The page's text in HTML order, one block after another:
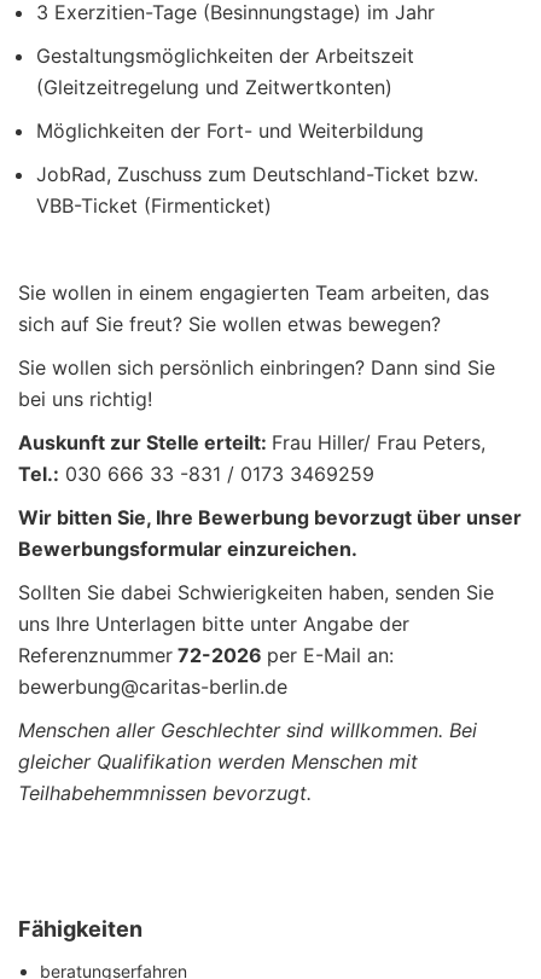
3 Exerzitien-Tage (Besinnungstage) im Jahr
Gestaltungsmöglichkeiten der Arbeitszeit
(Gleitzeitregelung und Zeitwertkonten)
Möglichkeiten der Fort- und Weiterbildung
JobRad, Zuschuss zum Deutschland-Ticket bzw.
VBB-Ticket (Firmenticket)
Sie wollen in einem engagierten Team arbeiten, das
sich auf Sie freut? Sie wollen etwas bewegen?
Sie wollen sich persönlich einbringen? Dann sind Sie
bei uns richtig!
Auskunft zur Stelle erteilt: Frau Hiller/ Frau Peters,
Tel.: 030 666 33 -831 / 0173 3469259
Wir bitten Sie, Ihre Bewerbung bevorzugt über unser
Bewerbungsformular einzureichen.
Sollten Sie dabei Schwierigkeiten haben, senden Sie
uns Ihre Unterlagen bitte unter Angabe der
Referenznummer 72-2026 per E-Mail an:
bewerbung@caritas-berlin.de
Menschen aller Geschlechter sind willkommen. Bei
gleicher Qualifikation werden Menschen mit
Teilhabehemmnissen bevorzugt.
Fähigkeiten
beratungserfahren